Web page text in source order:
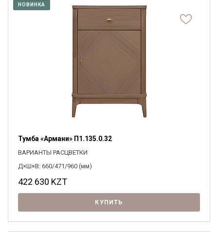
НОВИНКА
Тумба «Армани» П1.135.0.32
ВАРИАНТЫ РАСЦВЕТКИ
Д×Ш×В: 660/471/960 (мм)
422 630 KZT
КУПИТЬ